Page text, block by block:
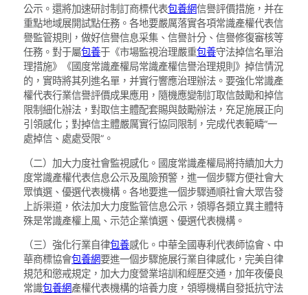
公示。還將加速研討制訂商標代表包養網信譽評價措施，并在
重點地域展開試點任務。各地要嚴厲落實各項常識產權代表信
譽監管規則，做好信譽信息采集、信譽計分、信譽修復審核等
任務。對于屬包養于《市場監視治理嚴重包養守法掉信名單治
理措施》《國度常識產權局常識產權信譽治理規則》掉信情況
的，實時將其列進名單，并實行響應治理辦法。要強化常識產
權代表行業信譽評價成果應用，隨機應變制訂取信鼓勵和掉信
限制細化辦法，對取信主體配套賜與鼓勵辦法，充足施展正向
引領感化；對掉信主體嚴厲實行協同限制，完成代表範疇“一
處掉信、處處受限”。
（二）加大力度社會監視感化。國度常識產權局將持續加大力
度常識產權代表信息公示及風險預警，進一個步驟方便社會大
眾慎選、優選代表機構。各地要進一個步驟通順社會大眾告發
上訴渠道，依法加大力度監管信息公示，領導各類立異主體特
殊是常識產權上風、示范企業慎選、優選代表機構。
（三）強化行業自律包養感化。中華全國專利代表師協會、中
華商標協會包養網要進一個步驟施展行業自律感化，完美自律
規范和懲戒規定，加大力度營業培訓和經歷交通，加年夜優良
常識包養網產權代表機構的培養力度，領導機構自發抵抗守法